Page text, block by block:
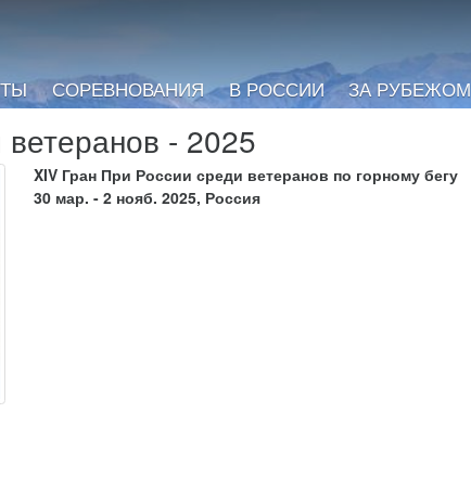
СОРЕВНОВАНИЯ В РОССИИ ЗА РУБЕЖОМ
- 2025
XIV Гран При России среди ветеранов по горному бегу
30 мар. - 2 нояб. 2025, Россия